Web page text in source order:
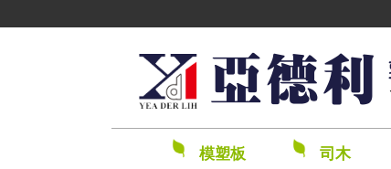
模塑板 司木